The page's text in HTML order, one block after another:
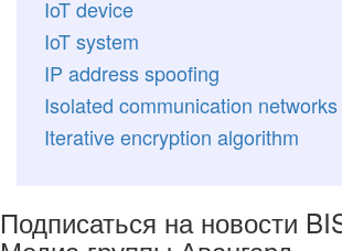
IoT device
IoT system
IP address spoofing
Isolated communication networks
Iterative encryption algorithm
Подписаться на новости